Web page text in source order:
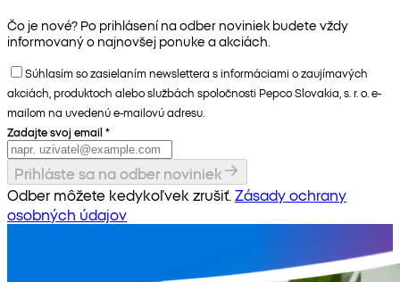
Čo je nové? Po prihlásení na odber noviniek budete vždy
informovaný o najnovšej ponuke a akciách.
Súhlasím so zasielaním newslettera s informáciami o zaujímavých
akciách, produktoch alebo službách spoločnosti Pepco Slovakia, s. r. o. e-
mailom na uvedenú e-mailovú adresu.
Zadajte svoj email *
Prihláste sa na odber noviniek
Odber môžete kedykoľvek zrušiť. Zásady ochrany
osobných údajov